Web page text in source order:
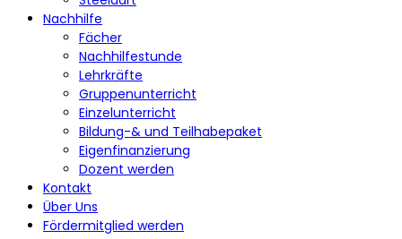
Nachhilfe
Fächer
Nachhilfestunde
Lehrkräfte
Gruppenunterricht
Einzelunterricht
Bildung-& und Teilhabepaket
Eigenfinanzierung
Dozent werden
Kontakt
Über Uns
Fördermitglied werden